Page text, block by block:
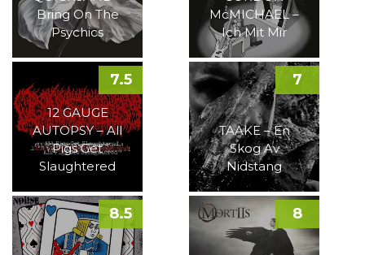
Bring On The
Psychics
McMICHAEL –
Ich Mit Mir
12 GAUGE
AUTOPSY – All
Pigs Get
Slaughtered
7.5
TAAKE – En
Skog Av
Nidstang
7
8.5 8